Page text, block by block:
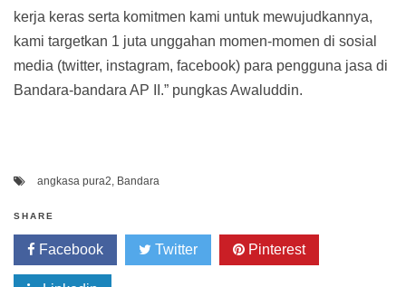
kerja keras serta komitmen kami untuk mewujudkannya,
kami targetkan 1 juta unggahan momen-momen di sosial
media (twitter, instagram, facebook) para pengguna jasa di
Bandara-bandara AP II.” pungkas Awaluddin.
angkasa pura2 Bandara
SHARE
Facebook Twitter Pinterest